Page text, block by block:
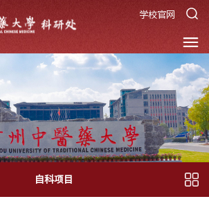
学校官网
自科项目